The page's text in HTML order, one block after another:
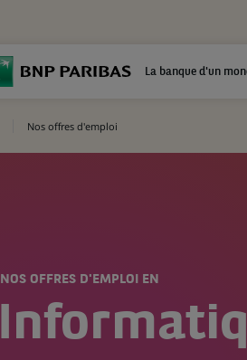
La banque d'un
Nos offres d'emploi
NOS OFFRES D'EMPLOI EN